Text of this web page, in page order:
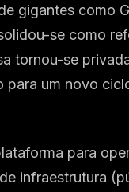
gigantes como
se como
tornou-se
para um novo
para
infraestrutura